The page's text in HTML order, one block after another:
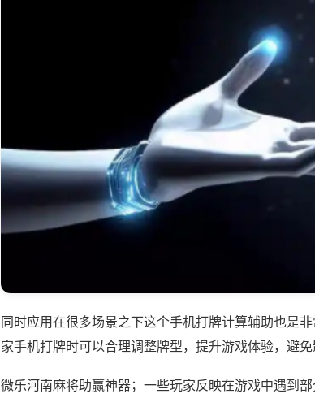
同时应用在很多场景之下这个手机打牌计算辅助也是
家手机打牌时可以合理调整牌型，提升游戏体验，避免
微乐河南麻将助赢神器；一些玩家反映在游戏中遇到